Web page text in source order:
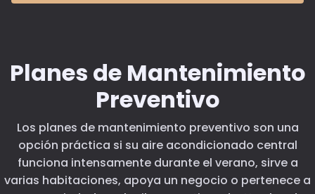
Planes de Mantenimiento
Preventivo
Los planes de mantenimiento preventivo son una
opción práctica si su aire acondicionado central
funciona intensamente durante el verano, sirve a
varias habitaciones, apoya un negocio o pertenece a